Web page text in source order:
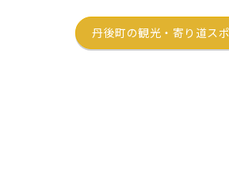
丹後町の観光・寄り道ス